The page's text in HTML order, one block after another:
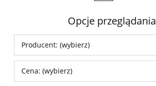
Opcje przeglądania
Producent: (wybierz)
Cena: (wybierz)